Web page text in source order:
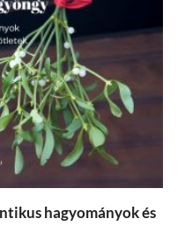
hagyományok és